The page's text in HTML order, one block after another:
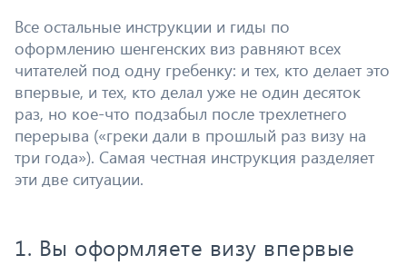
Все остальные инструкции и гиды по
оформлению шенгенских виз равняют всех
читателей под одну гребенку: и тех, кто делает это
впервые, и тех, кто делал уже не один десяток
раз, но кое-что подзабыл после трехлетнего
перерыва («греки дали в прошлый раз визу на
три года»). Самая честная инструкция разделяет
эти две ситуации.
1. Вы оформляете визу впервые